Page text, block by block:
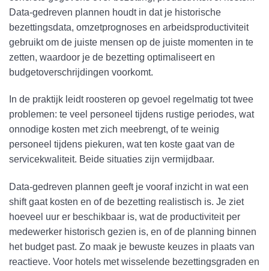
Data-gedreven plannen houdt in dat je historische
bezettingsdata, omzetprognoses en arbeidsproductiviteit
gebruikt om de juiste mensen op de juiste momenten in te
zetten, waardoor je de bezetting optimaliseert en
budgetoverschrijdingen voorkomt.
In de praktijk leidt roosteren op gevoel regelmatig tot twee
problemen: te veel personeel tijdens rustige periodes, wat
onnodige kosten met zich meebrengt, of te weinig
personeel tijdens piekuren, wat ten koste gaat van de
servicekwaliteit. Beide situaties zijn vermijdbaar.
Data-gedreven plannen geeft je vooraf inzicht in wat een
shift gaat kosten en of de bezetting realistisch is. Je ziet
hoeveel uur er beschikbaar is, wat de productiviteit per
medewerker historisch gezien is, en of de planning binnen
het budget past. Zo maak je bewuste keuzes in plaats van
reactieve. Voor hotels met wisselende bezettingsgraden en